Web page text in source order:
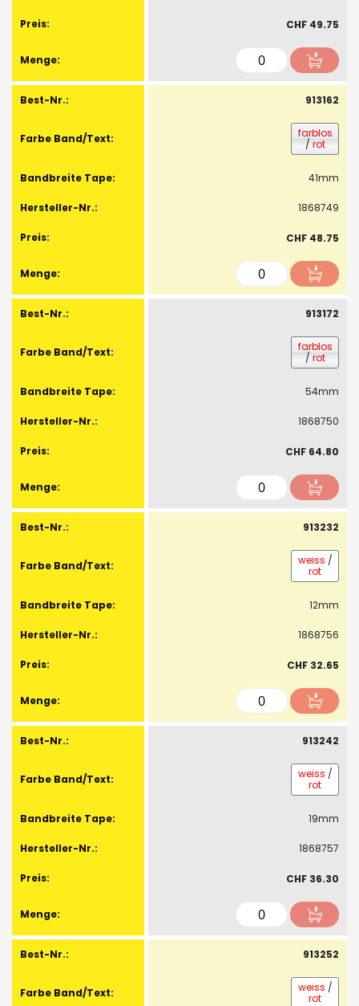
CHF 49.75
913162
farblos
/rot
41mm
1868749
CHF 48.75
913172
farblos
/rot
54mm
1868750
CHF 64.80
913232
weiss /
rot
12mm
1868756
CHF 32.65
913242
weiss /
rot
19mm
1868757
CHF 36.30
913252
weiss /
rot